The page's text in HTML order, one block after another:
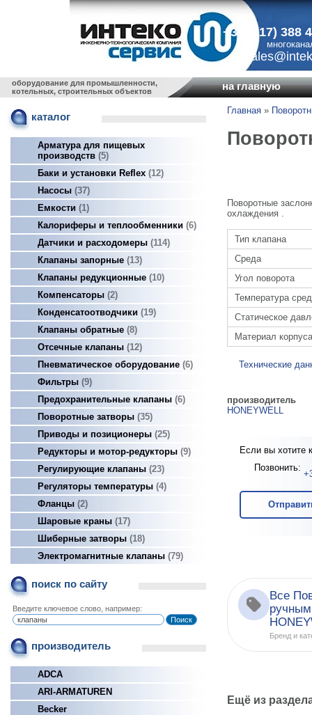
+375 (17) 388
оборудование для промышленности,
котельных, строительных объектов
на главную
каталог
Арматура для пищевых
производств 5
Баки и установки Reflex 12
Насосы 37
Емкости
1
Калориферы и теплообменники 6
Датчики и расходомеры 114
Клапаны запорные 13
Клапаны редукционные 10
Компенсаторы 2
Конденсатоотводчики
19
Клапаны обратные 8
Отсечные клапаны 12
Пневматическое оборудование 6
Фильтры 9
Предохранительные клапаны 6
Поворотные затворы 35
Приводы и позиционеры 25
Редукторы и мотор-редукторы 9
Регулирующие клапаны 23
Регуляторы температуры 4
Фланцы 2
Шаровые краны 17
Шиберные затворы 18
Электромагнитные клапаны 79
поиск по сайту
Введите ключевое слово, например:
производитель
ADCA
ARI-ARMATUREN
Becker
Главная »
Поворотные
охлаждения .
Тип клапана
Среда
Угол поворота
Температура
Статическое
Материал корпуса
Технические
производитель
HONEYWELL
Если вы хотите
Позвонить:
Все
Бренд и
Ещё из